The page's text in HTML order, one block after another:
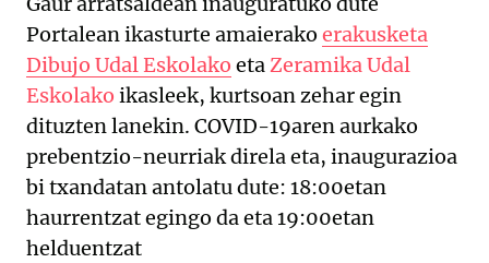
Portalean ikasturte amaierako erakusketa
Dibujo Udal Eskolako etaZeramika Udal
Eskolako ikasleek, kurtsoan zehar egin
dituzten lanekin. COVID-19aren aurkako
prebentzio-neurriak direla eta, inaugurazioa
bi txandatan antolatu dute: 18:00etan
haurrentzat egingo da eta 19:00etan
helduentzat